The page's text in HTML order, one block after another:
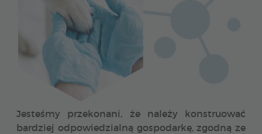
Jesteśmy przekonani, że należy konstruować
bardziej odpowiedzialną gospodarkę, zgodną ze